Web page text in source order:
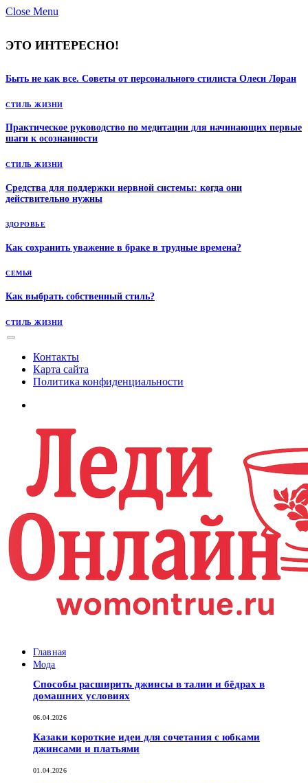
Close Menu
ЭТО ИНТЕРЕСНО!
Быть не как все. Советы от персонального стилиста Олеси Лоран
СТИЛЬ ЖИЗНИ
Практическое руководство по медитации для начинающих первые
шаги к осознанности
СТИЛЬ ЖИЗНИ
Средства для поддержки нервной системы: когда они
действительно нужны
ЗДОРОВЬЕ
Как сохранить уважение в браке в трудные времена?
СЕМЬЯ
Как выбрать собственный стиль?
СТИЛЬ ЖИЗНИ
Контакты
Карта сайта
Политика конфиденциальности
Главная
Мода
Способы расширить джинсы в талии и бёдрах в
домашних условиях
06.04.2026
Казаки короткие идеи для сочетания с юбками
джинсами и платьями
01.04.2026